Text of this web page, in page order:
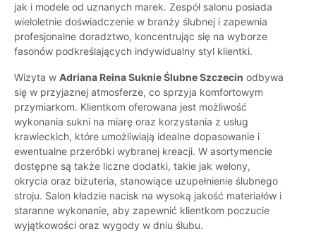
jak i modele od uznanych marek. Zespół salonu posiada
wieloletnie doświadczenie w branży ślubnej i zapewnia
profesjonalne doradztwo, koncentrując się na wyborze
fasonów podkreślających indywidualny styl klientki.
Wizyta w Adriana Reina Suknie Ślubne Szczecin odbywa
się w przyjaznej atmosferze, co sprzyja komfortowym
przymiarkom. Klientkom oferowana jest możliwość
wykonania sukni na miarę oraz korzystania z usług
krawieckich, które umożliwiają idealne dopasowanie i
ewentualne przeróbki wybranej kreacji. W asortymencie
dostępne są także liczne dodatki, takie jak welony,
okrycia oraz biżuteria, stanowiące uzupełnienie ślubnego
stroju. Salon kładzie nacisk na wysoką jakość materiałów i
staranne wykonanie, aby zapewnić klientkom poczucie
wyjątkowości oraz wygody w dniu ślubu.